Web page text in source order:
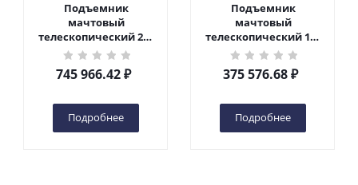
Подъемник
мачтовый
телескопический 200
кг 10 м TOR GTWY10-
200S DC 2-мачтовый
(автономный) (N) в
745 966.42₽
Подробнее
Подъемник
мачтовый
телескопический 125
кг 6 м TOR GTWY6-100
DC 1-мачтовый
(автономный) (G) в
375 576.68₽
Подробнее